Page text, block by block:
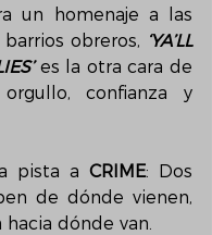
un homenaje a las
obreros, ‘YA’LL
es la otra cara de
confianza y
pista a CRIME: Dos
de dónde vienen,
dónde van.